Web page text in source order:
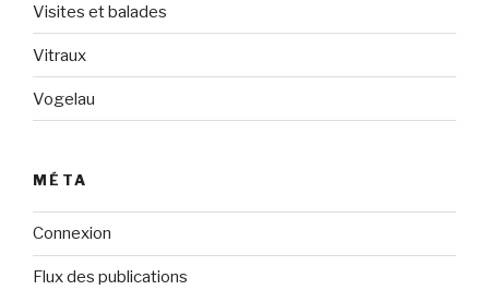
Visites et balades
Vitraux
Vogelau
MÉTA
Connexion
Flux des publications